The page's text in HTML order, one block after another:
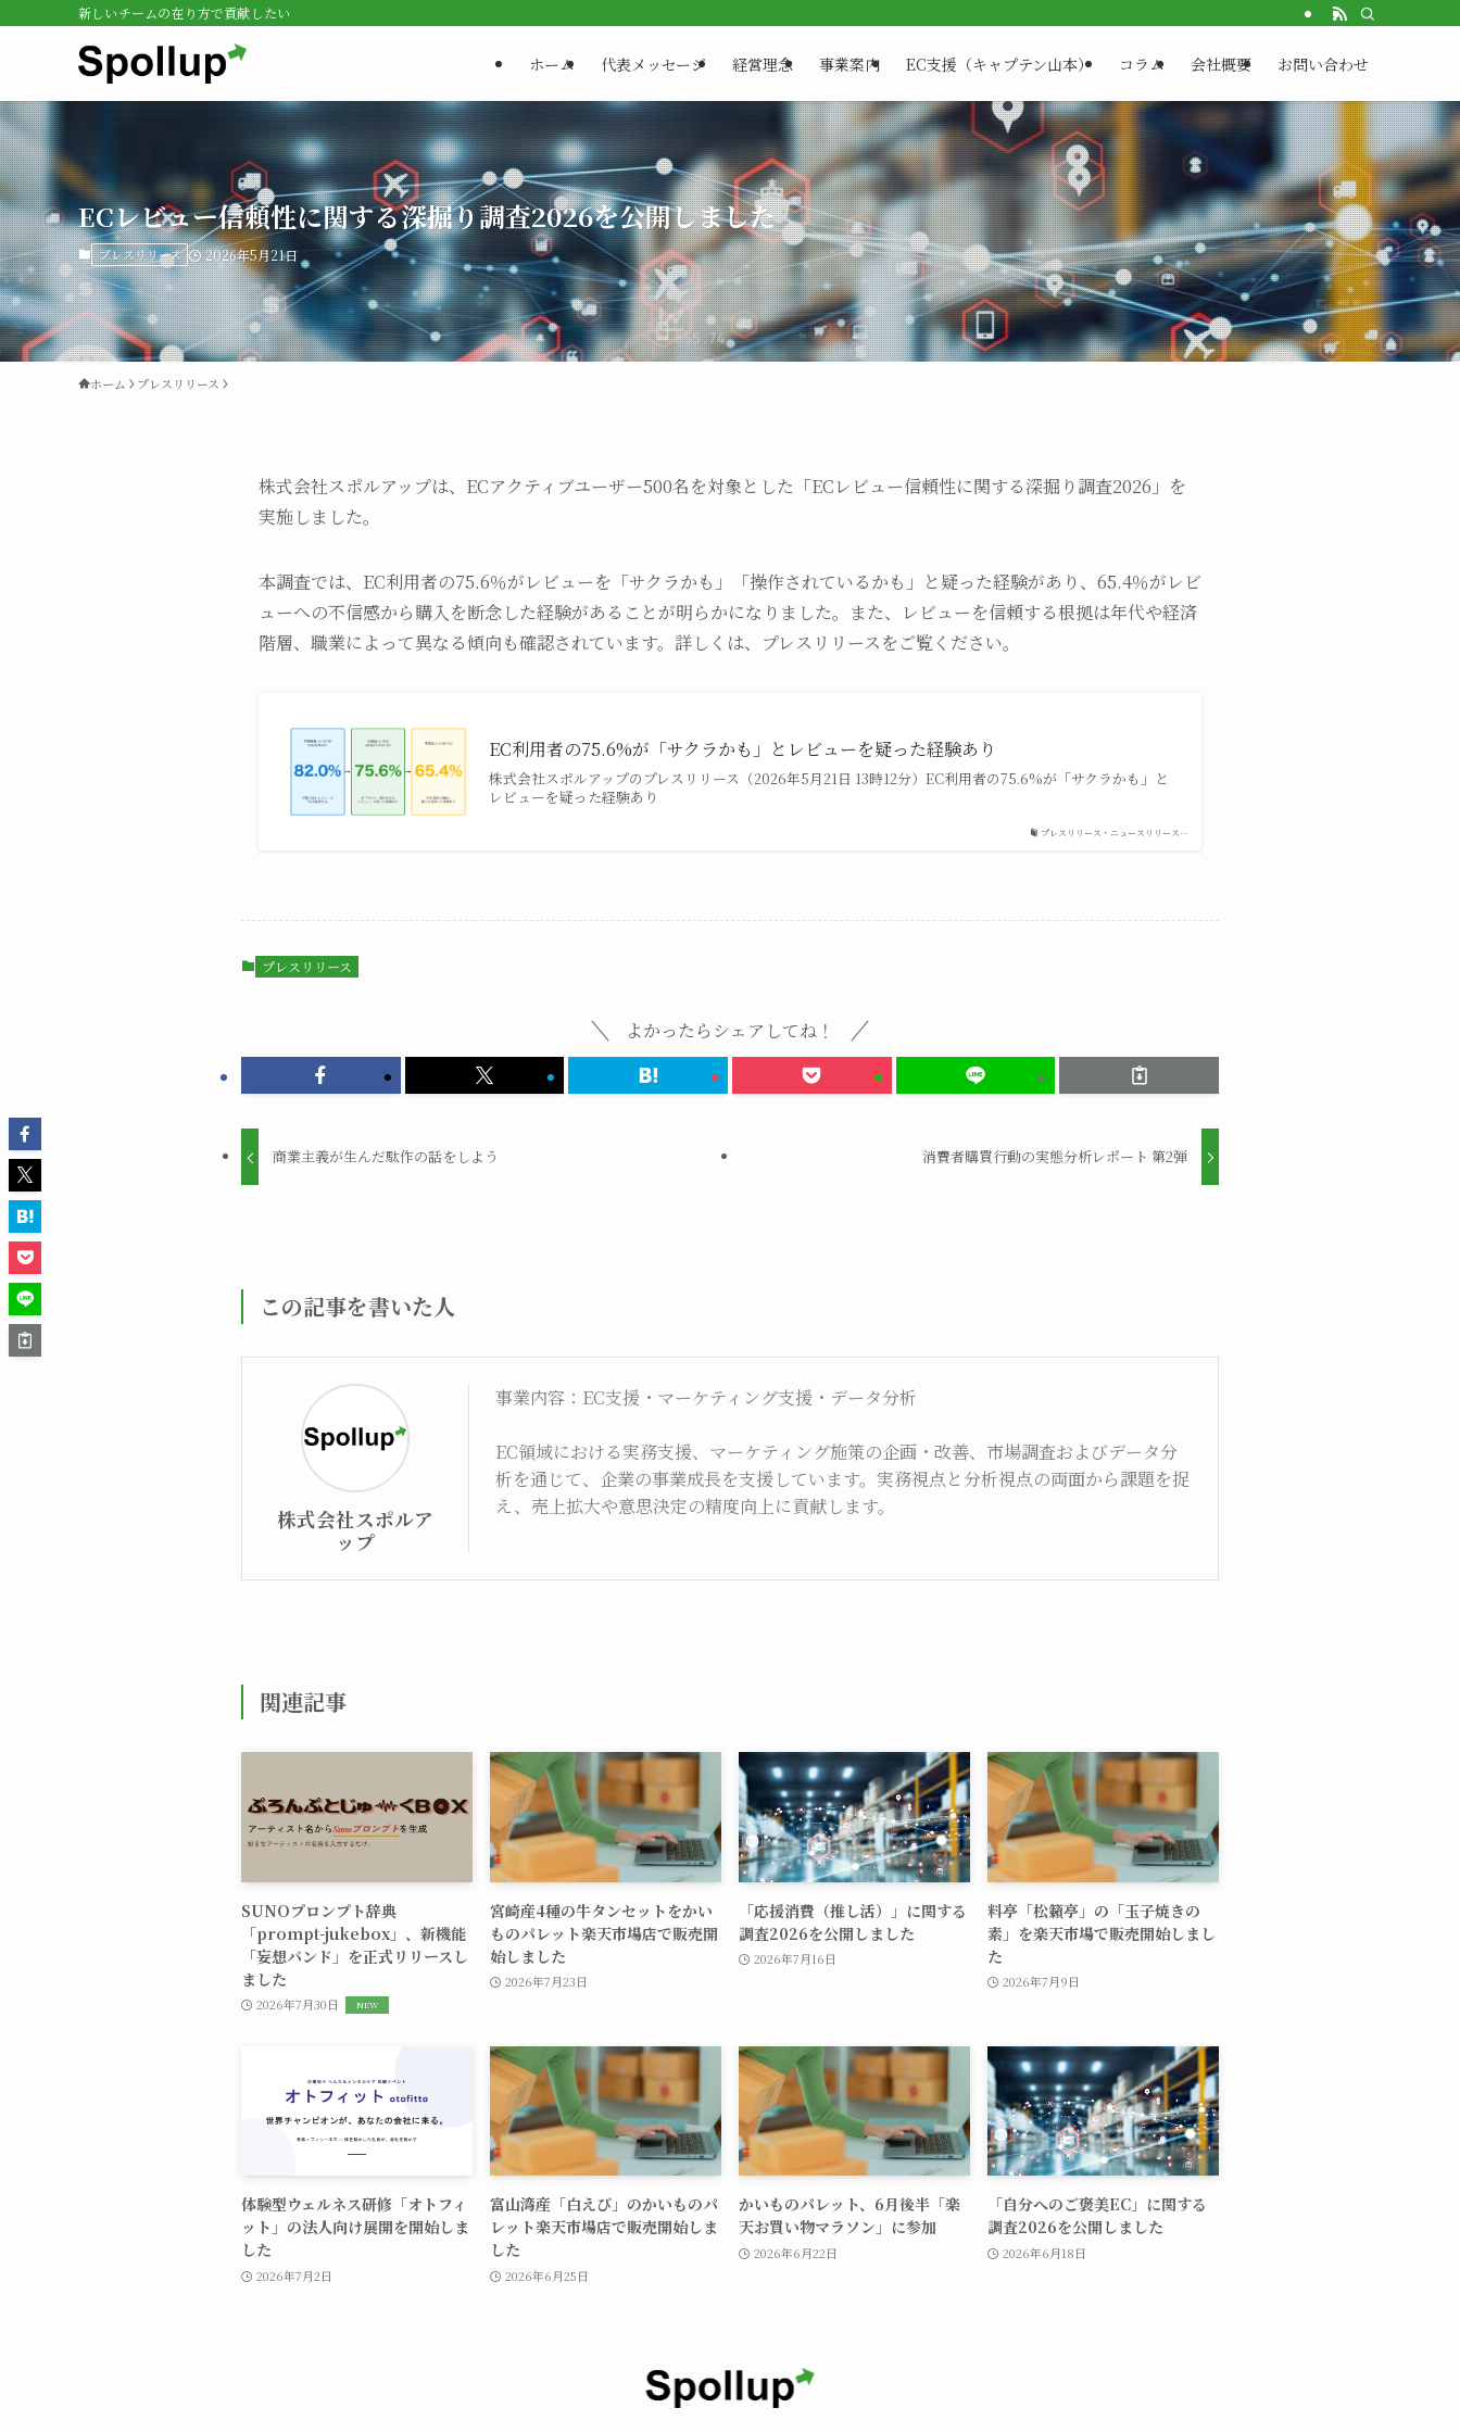
新しいチームの在り方で貢献したい
ホーム 代表メッセージ 経営理念 事業案内 EC支援（キャプテン山本） コラム 会社概要 お問い合わせ
ECレビュー信頼性に関する深掘り調査2026を公開しました
プレスリリース 2026年5月21日
ホーム プレスリリース
株式会社スポルアップは、ECアクティブユーザー500名を対象とした「ECレビュー信頼性に関する深掘り調査2026」を
実施しました。
本調査では、EC利用者の75.6％がレビューを「サクラかも」「操作されているかも」と疑った経験があり、65.4％がレビ
ューへの不信感から購入を断念した経験があることが明らかになりました。また、レビューを信頼する根拠は年代や経済
階層、職業によって異なる傾向も確認されています。詳しくは、プレスリリースをご覧ください。
プレスリリース・ニュースリリース…
EC利用者の75.6%が「サクラかも」とレビューを疑った経験あり
株式会社スポルアップのプレスリリース（2026年5月21日 13時12分）EC利用者の75.6%が「サクラかも」と
レビューを疑った経験あり
プレスリリース
よかったらシェアしてね！
商業主義が生んだ駄作の話をしよう 消費者購買行動の実態分析レポート 第2弾
この記事を書いた人
株式会社スポルア
ップ
事業内容：EC支援・マーケティング支援・データ分析
EC領域における実務支援、マーケティング施策の企画・改善、市場調査およびデータ分
析を通じて、企業の事業成長を支援しています。実務視点と分析視点の両面から課題を捉
え、売上拡大や意思決定の精度向上に貢献します。
関連記事
SUNOプロンプト辞典
「prompt-jukebox」、新機能
「妄想バンド」を正式リリースし
ました
2026年7月30日
宮崎産4種の牛タンセットをかい
ものパレット楽天市場店で販売開
始しました
2026年7月23日
「応援消費（推し活）」に関する
調査2026を公開しました
2026年7月16日
料亭「松籟亭」の「玉子焼きの
素」を楽天市場で販売開始しまし
た
2026年7月9日
体験型ウェルネス研修「オトフィ
ット」の法人向け展開を開始しま
した
2026年7月2日
富山湾産「白えび」のかいものパ
レット楽天市場店で販売開始しま
した
2026年6月25日
かいものパレット、6月後半「楽
天お買い物マラソン」に参加
2026年6月22日
「自分へのご褒美EC」に関する
調査2026を公開しました
2026年6月18日